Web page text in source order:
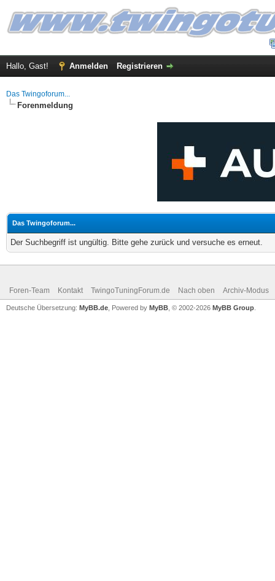
Hallo, Gast! Anmelden Registrieren
Das Twingoforum...
Forenmeldung
Das Twingoforum...
Der Suchbegriff ist ungültig. Bitte gehe zurück und versuche es erneut.
Foren-Team Kontakt TwingoTuningForum.de Nach oben Archiv-Modus
Deutsche Übersetzung: MyBB.de , Powered by MyBB , © 2002-2026 MyBB Group